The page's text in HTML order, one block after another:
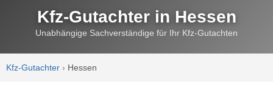
Kfz-Gutachter in Hessen
Unabhängige Sachverständige für Ihr Kfz-Gutachten
Kfz-Gutachter › Hessen